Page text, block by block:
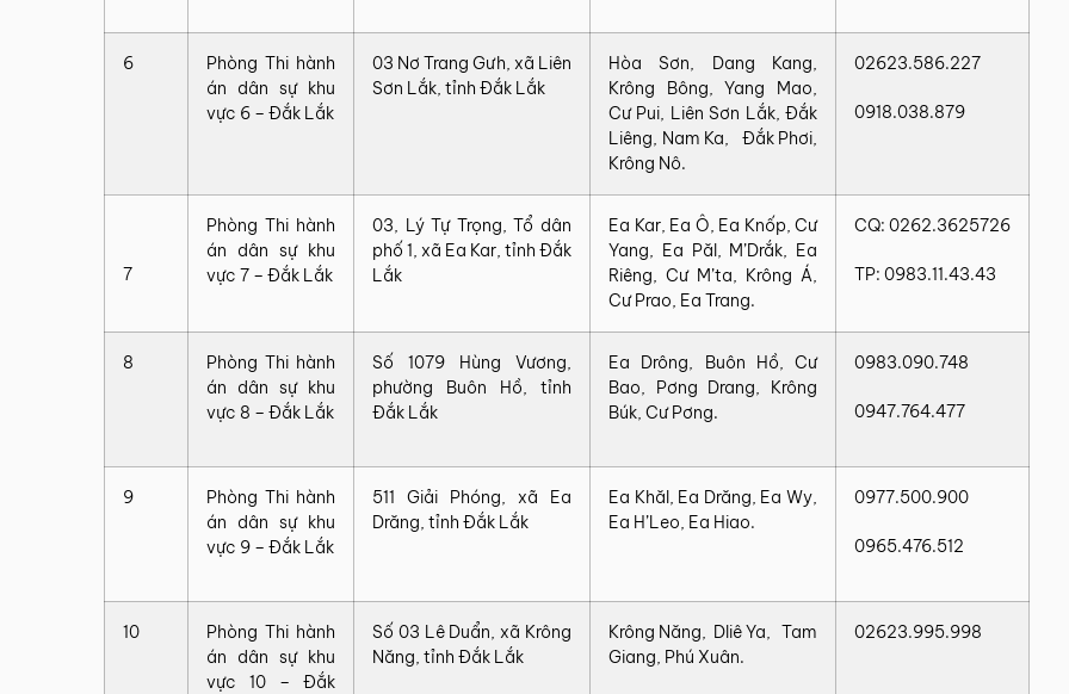
6
Phòng Thi hành
án dân sự khu
vực 6 – Đắk Lắk
03 Nơ Trang Gưh, xã Liên
Sơn Lắk, tỉnh Đắk Lắk
Hòa Sơn, Dang Kang,
Krông Bông, Yang Mao,
Cư Pui, Liên Sơn Lắk, Đắk
Liêng, Nam Ka, Đắk Phơi,
Krông Nô.
02623.586.227
0918.038.879
7
Phòng Thi hành
án dân sự khu
vực 7 – Đắk Lắk
03, Lý Tự Trọng, Tổ dân
phố 1, xã Ea Kar, tỉnh Đắk
Lắk
Ea Kar, Ea Ô, Ea Knốp, Cư
Yang, Ea Păl, M’Drắk, Ea
Riêng, Cư M’ta, Krông Á,
Cư Prao, Ea Trang.
CQ: 0262.3625726
TP: 0983.11.43.43
8
Phòng Thi hành
án dân sự khu
vực 8 – Đắk Lắk
Số 1079 Hùng Vương,
phường Buôn Hồ, tỉnh
Đắk Lắk
Ea Drông, Buôn Hồ, Cư
Bao, Pơng Drang, Krông
Búk, Cư Pơng.
0983.090.748
0947.764.477
9
Phòng Thi hành
án dân sự khu
vực 9 – Đắk Lắk
511 Giải Phóng, xã Ea
Drăng, tỉnh Đắk Lắk
Ea Khăl, Ea Drăng, Ea Wy,
Ea H’Leo, Ea Hiao.
0977.500.900
0965.476.512
10
Phòng Thi hành
án dân sự khu
vực 10 – Đắk
Số 03 Lê Duẩn, xã Krông
Năng, tỉnh Đắk Lắk
Krông Năng, Dliê Ya, Tam
Giang, Phú Xuân.
02623.995.998